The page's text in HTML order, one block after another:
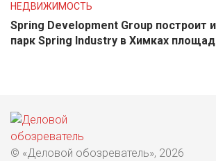
НЕДВИЖИМОСТЬ
Spring Development Group построит
парк Spring Industry в Химках
© «Деловой обозреватель», 2026